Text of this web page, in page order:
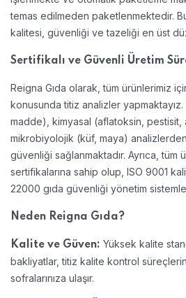
temas edilmeden paketlenmektedir.
kalitesi, güvenliği ve tazeliği en üst
Sertifikalı ve Güvenli Üretim
Reigna Gıda olarak, tüm ürünlerimiz
konusunda titiz analizler
madde), kimyasal (aflatoksin, pestisit,
mikrobiyolojik (küf, maya)
güvenliği sağlanmaktadır. Ayrıca, tüm
sertifikalarına sahip olup, ISO 9001
22000 gıda güvenliği yönetim
Neden Reigna Gıda?
Kalite ve Güven: Yüksek kalite
bakliyatlar, titiz kalite kontrol
sofralarınıza ulaşır.